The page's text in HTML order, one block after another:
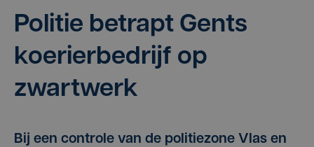
Poli­tie betrapt Gents
koe­rier­be­drijf op
zwartwerk
Bij een controle van de politiezone Vlas en